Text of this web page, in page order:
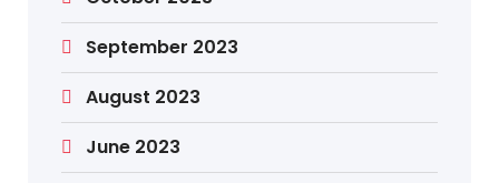
September 2023
August 2023
June 2023